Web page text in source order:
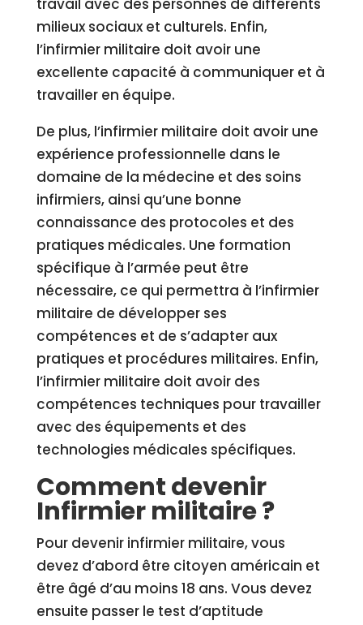
travail avec des personnes de différents
milieux sociaux et culturels. Enfin,
l’infirmier militaire doit avoir une
excellente capacité à communiquer et à
travailler en équipe.
De plus, l’infirmier militaire doit avoir une
expérience professionnelle dans le
domaine de la médecine et des soins
infirmiers, ainsi qu’une bonne
connaissance des protocoles et des
pratiques médicales. Une formation
spécifique à l’armée peut être
nécessaire, ce qui permettra à l’infirmier
militaire de développer ses
compétences et de s’adapter aux
pratiques et procédures militaires. Enfin,
l’infirmier militaire doit avoir des
compétences techniques pour travailler
avec des équipements et des
technologies médicales spécifiques.
Comment devenir
Infirmier militaire ?
Pour devenir infirmier militaire, vous
devez d’abord être citoyen américain et
être âgé d’au moins 18 ans. Vous devez
ensuite passer le test d’aptitude